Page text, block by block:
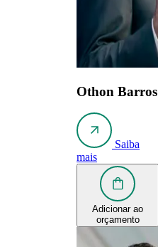
Othon Barros
Saiba
mais
Adicionar ao
orçamento